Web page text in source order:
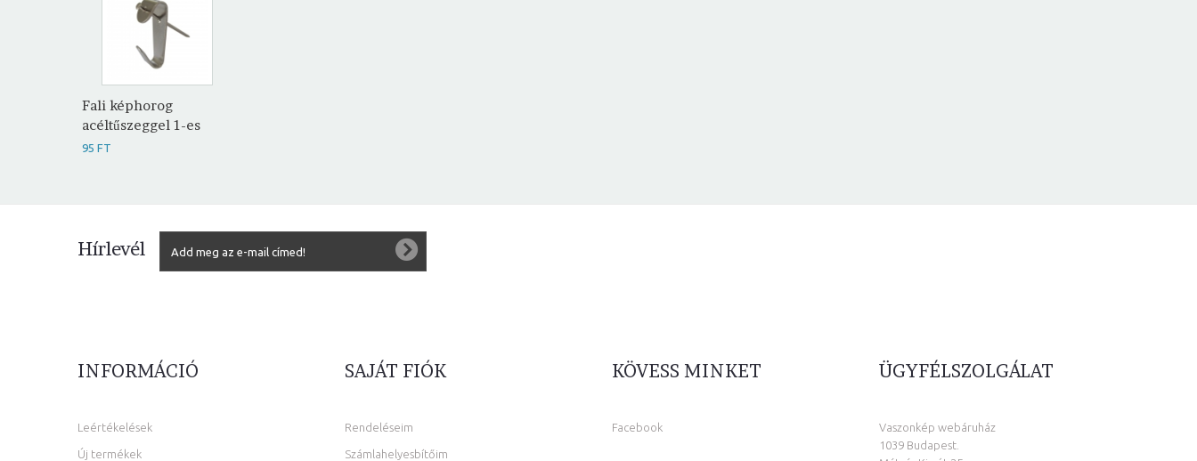
Fali képhorog
acéltűszeggel 1-es
95 FT
Hírlevél
INFORMÁCIÓ
Leértékelések
Új termékek
SAJÁT FIÓK
Rendeléseim
Számlahelyesbítőim
KÖVESS MINKET
Facebook
ÜGYFÉLSZOLGÁLAT
Vaszonkép webáruház
1039 Budapest.